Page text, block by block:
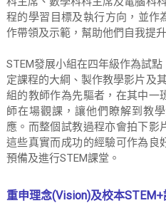
程的學習目標及執行方向，並
作帶領及示範，幫助他們自我提升
STEM發展小組在四年級作為試
定課程的大綱、製作教學影片及
組的教師作為先驅者，在其中一
師在場觀課，讓他們瞭解到教
應。而整個試教過程亦會拍下影
這些真實而成功的經驗可作為良
預備及進行STEM課堂。
重申理念(Vision)及校本STEM+